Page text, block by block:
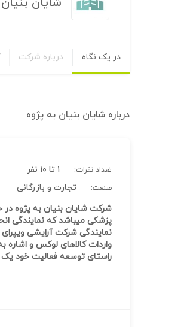
در یک نگاه درباره شرکت
درباره شایان بنیان به پژوه
تعداد نفرات: ۱ تا ۱۰ نفر
صنعت:
تجارت و بازرگانی
شرکت شایان بنیان به پژوه
پزشکی میباشد که نمایندگی
نمایندگی شرکت آرایشی
واردات کالاهای لوکس و اشاره
راستای توسعه فعالیت خود